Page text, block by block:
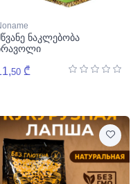
ნაკლებობა
50 ₾